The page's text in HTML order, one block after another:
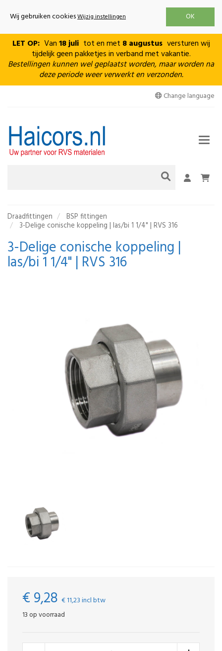
LET OP: Van18 juli tot en met 8 augustus versturen wij
tijdelijk geen pakketjes in verband met vakantie.
Bestellingen kunnen wel geplaatst worden, maar worden na
deze periode weer verwerkt en verzonden.
Change language
Menu
Draadfittingen BSP fittingen
3-Delige conische koppeling | las/bi 1 1/4" | RVS 316
3-Delige conische koppeling |
las/bi 1 1/4" | RVS 316
€ 9,28 € 11,23incl btw
13 op voorraad
Wij gebruiken cookiesWijzig instellingen OK